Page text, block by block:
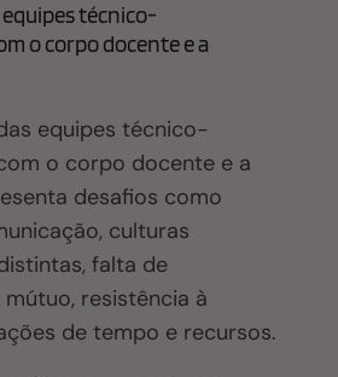
técnico-
o corpo docente e a
equipes técnico-
o corpo docente e a
desafios como
culturas
falta de
resistência à
de tempo e recursos.